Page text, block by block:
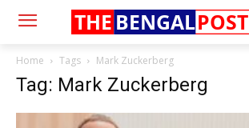
THE BENGALPOST
Home Tags Mark Zuckerberg
Tag: Mark Zuckerberg